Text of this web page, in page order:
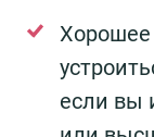
если вы